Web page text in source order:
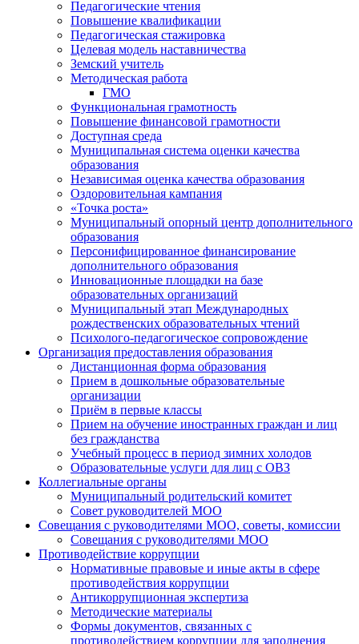
Педагогические чтения
Повышение квалификации
Педагогическая стажировка
Целевая модель наставничества
Земский учитель
Методическая работа
ГМО
Функциональная грамотность
Повышение финансовой грамотности
Доступная среда
Муниципальная система оценки качества
образования
Независимая оценка качества образования
Оздоровительная кампания
«Точка роста»
Муниципальный опорный центр дополнительного
образования
Персонифицированное финансирование
дополнительного образования
Инновационные площадки на базе
образовательных организаций
Муниципальный этап Международных
рождественских образовательных чтений
Психолого-педагогическое сопровождение
Организация предоставления образования
Дистанционная форма образования
Прием в дошкольные образовательные
организации
Приём в первые классы
Прием на обучение иностранных граждан и лиц
без гражданства
Учебный процесс в период зимних холодов
Образовательные услуги для лиц с ОВЗ
Коллегиальные органы
Муниципальный родительский комитет
Совет руководителей МОО
Совещания с руководителями МОО, советы, комиссии
Совещания с руководителями МОО
Противодействие коррупции
Нормативные правовые и иные акты в сфере
противодействия коррупции
Антикоррупционная экспертиза
Методические материалы
Формы документов, связанных с
противодействием коррупции для заполнения